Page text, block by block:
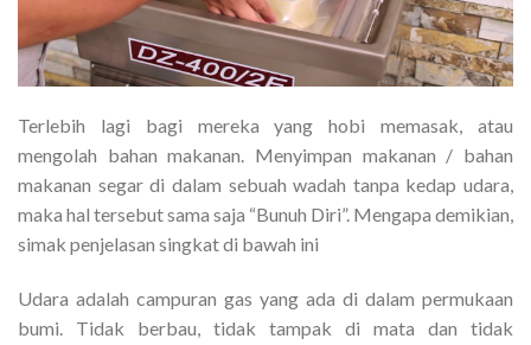
Terlebih lagi bagi mereka yang hobi memasak, atau
mengolah bahan makanan. Menyimpan makanan / bahan
makanan segar di dalam sebuah wadah tanpa kedap udara,
maka hal tersebut sama saja “Bunuh Diri”. Mengapa demikian,
simak penjelasan singkat di bawah ini
Udara adalah campuran gas yang ada di dalam permukaan
bumi. Tidak berbau, tidak tampak di mata dan tidak